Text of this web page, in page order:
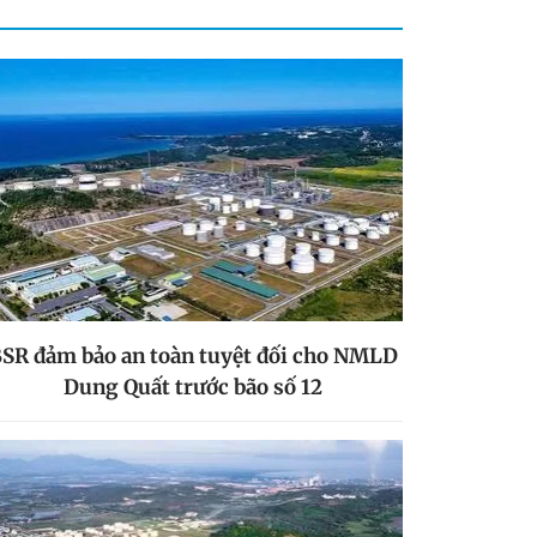
đảm bảo an toàn tuyệt đối cho NMLD
Dung Quất trước bão số 12